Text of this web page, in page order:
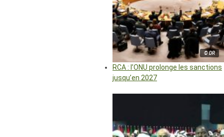
© DR
RCA : l’ONU prolonge les sanctions
jusqu’en 2027